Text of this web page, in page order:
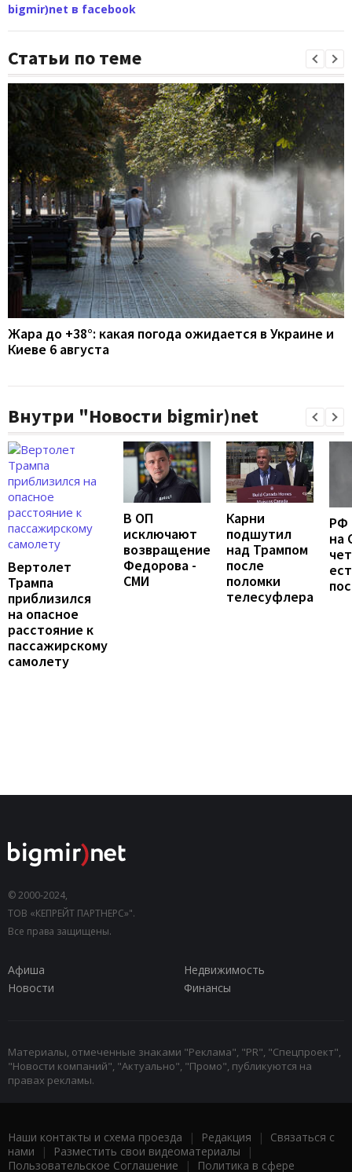
bigmir)net в facebook
Статьи по теме
Жара до +38°: какая погода ожидается в Украине и
Киеве 6 августа
Внутри "Новости bigmir)net
Вертолет
Трампа
приблизился
на опасное
расстояние к
пассажирскому
самолету
В ОП
исключают
возвращение
Федорова -
СМИ
Карни
подшутил
над Трампом
после
поломки
телесуфлера
РФ
на
© 2000-2024,
ТОВ «КЕПРЕЙТ ПАРТНЕРС»".
Все права защищены.
Афиша
Недвижимость
Новости
Финансы
Материалы, отмеченные знаками "Реклама", "PR", "Спецпроект",
"Новости компаний", "Актуально", "Промо", публикуются на
правах рекламы.
Наши контакты и схема проезда | Редакция | Связаться с
нами | Разместить свои видеоматериалы |
Пользовательское Соглашение | Политика в сфере